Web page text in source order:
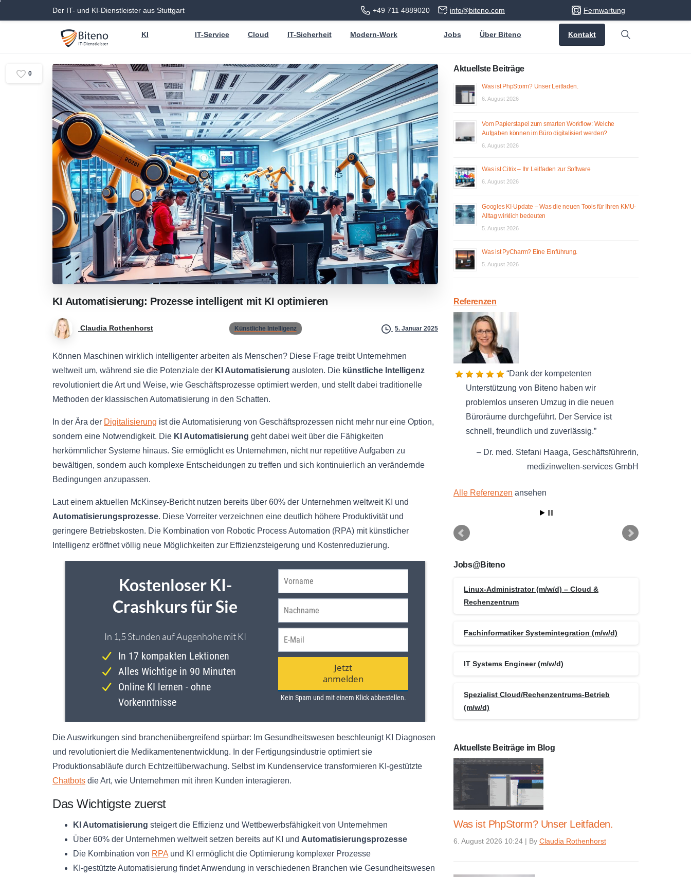
Der IT- und KI-Dienstleister aus Stuttgart +49 711 4889020 info@biteno.com Fernwartung
KI IT-Service Cloud IT-Sicherheit Modern-Work Jobs Über Biteno Kontakt
Search
KI Automatisierung: Prozesse intelligent mit KI optimieren
Claudia Rothenhorst Künstliche Intelligenz 5. Januar 2025
Können Maschinen wirklich intelligenter arbeiten als Menschen? Diese Frage treibt Unternehmen
weltweit um, während sie die Potenziale der KI Automatisierung ausloten. Die künstliche Intelligenz
revolutioniert die Art und Weise, wie Geschäftsprozesse optimiert werden, und stellt dabei traditionelle
Methoden der klassischen Automatisierung in den Schatten.
In der Ära der Digitalisierung ist die Automatisierung von Geschäftsprozessen nicht mehr nur eine Option,
sondern eine Notwendigkeit. Die KI Automatisierung geht dabei weit über die Fähigkeiten
herkömmlicher Systeme hinaus. Sie ermöglicht es Unternehmen, nicht nur repetitive Aufgaben zu
bewältigen, sondern auch komplexe Entscheidungen zu treffen und sich kontinuierlich an verändernde
Bedingungen anzupassen.
Laut einem aktuellen McKinsey-Bericht nutzen bereits über 60% der Unternehmen weltweit KI und
Automatisierungsprozesse. Diese Vorreiter verzeichnen eine deutlich höhere Produktivität und
geringere Betriebskosten. Die Kombination von Robotic Process Automation (RPA) mit künstlicher
Intelligenz eröffnet völlig neue Möglichkeiten zur Effizienzsteigerung und Kostenreduzierung.
Die Auswirkungen sind branchenübergreifend spürbar: Im Gesundheitswesen beschleunigt KI Diagnosen
und revolutioniert die Medikamentenentwicklung. In der Fertigungsindustrie optimiert sie
Produktionsabläufe durch Echtzeitüberwachung. Selbst im Kundenservice transformieren KI-gestützte
Chatbots die Art, wie Unternehmen mit ihren Kunden interagieren.
Das Wichtigste zuerst
KI Automatisierung steigert die Effizienz und Wettbewerbsfähigkeit von Unternehmen
Über 60% der Unternehmen weltweit setzen bereits auf KI und Automatisierungsprozesse
Die Kombination von RPA und KI ermöglicht die Optimierung komplexer Prozesse
KI-gestützte Automatisierung findet Anwendung in verschiedenen Branchen wie Gesundheitswesen
0
Aktuellste Beiträge
Was ist PhpStorm? Unser Leitfaden.
6. August 2026
Vom Papierstapel zum smarten Workflow: Welche
Aufgaben können im Büro digitalisiert werden?
6. August 2026
Was ist Citrix – Ihr Leitfaden zur Software
6. August 2026
Googles KI-Update – Was die neuen Tools für Ihren KMU-
Alltag wirklich bedeuten
5. August 2026
Was ist PyCharm? Eine Einführung.
5. August 2026
Referenzen
Dank der kompetenten
Unterstützung von Biteno haben wir
problemlos unseren Umzug in die neuen
Büroräume durchgeführt. Der Service ist
schnell, freundlich und zuverlässig.
Dr. med. Stefani Haaga Geschäftsführerin
medizinwelten-services GmbH
Alle Referenzen ansehen
Jobs@Biteno
Linux-Administrator (m/w/d) – Cloud &
Rechenzentrum
Fachinformatiker Systemintegration (m/w/d)
IT Systems Engineer (m/w/d)
Spezialist Cloud/Rechenzentrums-Betrieb
(m/w/d)
Aktuellste Beiträge im Blog
Was ist PhpStorm? Unser Leitfaden.
6. August 2026 10:24 | By Claudia Rothenhorst